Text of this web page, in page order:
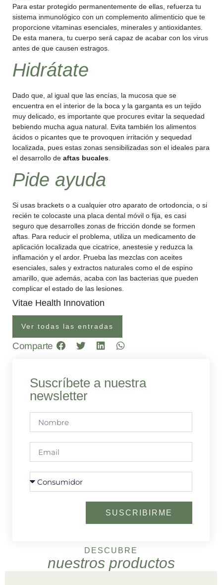
Para estar protegido permanentemente de ellas, refuerza tu
sistema inmunológico con un complemento alimenticio que te
proporcione vitaminas esenciales, minerales y antioxidantes.
De esta manera, tu cuerpo será capaz de acabar con los virus
antes de que causen estragos.
Hidrátate
Dado que, al igual que las encías, la mucosa que se
encuentra en el interior de la boca y la garganta es un tejido
muy delicado, es importante que procures evitar la sequedad
bebiendo mucha agua natural. Evita también los alimentos
ácidos o picantes que te provoquen irritación y sequedad
localizada, pues estas zonas sensibilizadas son el ideales para
el desarrollo de aftas bucales
Pide ayuda
Si usas brackets o a cualquier otro aparato de ortodoncia, o si
recién te colocaste una placa dental móvil o fija, es casi
seguro que desarrolles zonas de fricción donde se formen
aftas. Para reducir el problema, utiliza un medicamento de
aplicación localizada que cicatrice, anestesie y reduzca la
inflamación y el ardor. Prueba las mezclas con aceites
esenciales, sales y extractos naturales como el de espino
amarillo, que además, acaba con las bacterias que pueden
complicar el estado de las lesiones.
Vitae Health Innovation
Ver todas las entradas
Comparte
Suscríbete a nuestra
newsletter
SUSCRIBIRME
DESCUBRE
nuestros productos